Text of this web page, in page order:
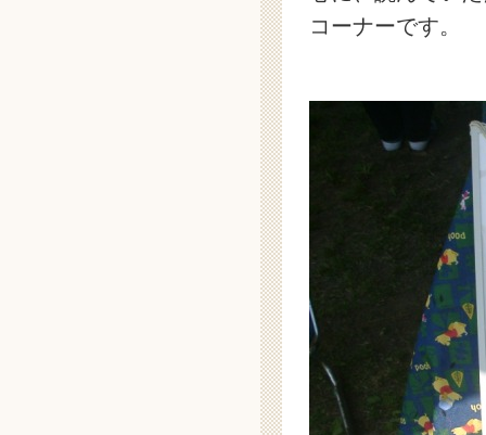
コーナーです。